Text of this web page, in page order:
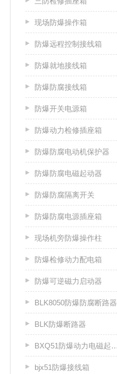
现场防爆操作箱
防爆远程控制接线箱
防爆就地接线箱
防爆防腐接线箱
防爆开关电源箱
防爆动力检修插座箱
防爆防腐电动机保护器
防爆防腐电磁起动器
防爆防腐隔离开关
防爆防腐电源插座箱
现场机旁防爆操作柱
防爆检修动力配电箱
防爆可逆磁力启动器
BLK8050防爆防腐断路器
BLK防爆断路器
BXQ51防爆动力电磁起动箱
bjx51防爆接线箱